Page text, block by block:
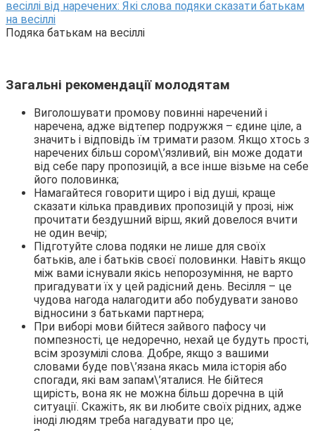
Подяка батькам на весіллі
Загальні рекомендації молодятам
Виголошувати промову повинні наречений і
наречена, адже відтепер подружжя – єдине ціле, а
значить і відповідь їм тримати разом. Якщо хтось з
наречених більш сором\’язливий, він може додати
від себе пару пропозицій, а все інше візьме на себе
його половинка;
Намагайтеся говорити щиро і від душі, краще
сказати кілька правдивих пропозицій у прозі, ніж
прочитати бездушний вірш, який довелося вчити
не один вечір;
Підготуйте слова подяки не лише для своїх
батьків, але і батьків своєї половинки. Навіть якщо
між вами існували якісь непорозуміння, не варто
пригадувати їх у цей радісний день. Весілля – це
чудова нагода налагодити або побудувати заново
відносини з батьками партнера;
При виборі мови бійтеся зайвого пафосу чи
помпезності, це недоречно, нехай це будуть прості,
всім зрозумілі слова. Добре, якщо з вашими
словами буде пов\’язана якась мила історія або
спогади, які вам запам\’яталися. Не бійтеся
щирість, вона як не можна більш доречна в цій
ситуації. Скажіть, як ви любите своїх рідних, адже
іноді людям треба нагадувати про це;